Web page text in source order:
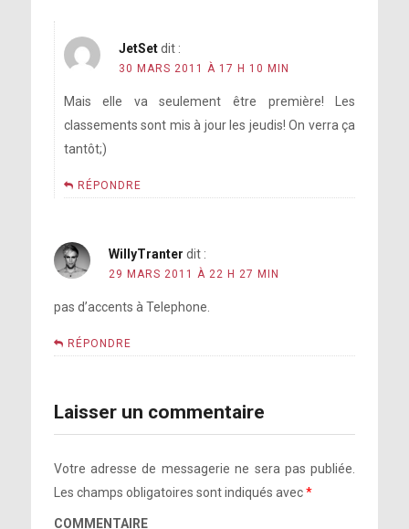
JetSet dit :
30 MARS 2011 À 17 H 10 MIN
Mais elle va seulement être première! Les
classements sont mis à jour les jeudis! On verra ça
tantôt;)
RÉPONDRE
WillyTranter dit :
29 MARS 2011 À 22 H 27 MIN
pas d’accents à Telephone.
RÉPONDRE
Laisser un commentaire
Votre adresse de messagerie ne sera pas publiée.
Les champs obligatoires sont indiqués avec*
COMMENTAIRE